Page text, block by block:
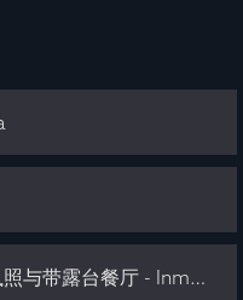
巴塞罗那餐厅转让 | 餐馆、C3执照与带露台餐厅 - Inmo Olaya